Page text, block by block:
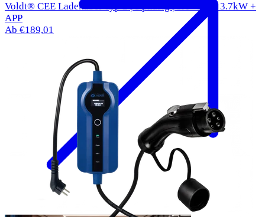
Voldt® CEE Ladekabel Typ 2 | 1 phasig | 8A - 16A | 3.7kW +
APP
Ab €189,01